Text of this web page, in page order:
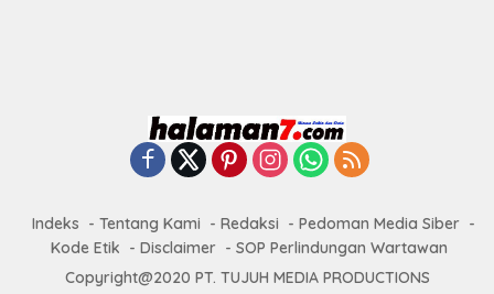
Indeks Tentang Kami Redaksi
Pedoman Media Siber
Kode Etik
Disclaimer
SOP Perlindungan Wartawan
Copyright@2020 PT. TUJUH MEDIA PRODUCTIONS